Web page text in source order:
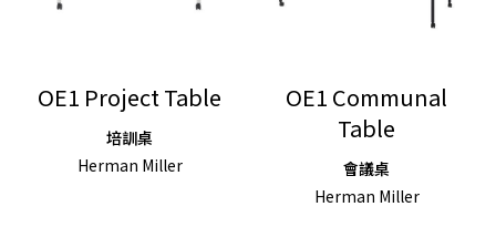
OE1 Project Table
培訓桌
Herman Miller
OE1 Communal
Table
會議桌
Herman Miller